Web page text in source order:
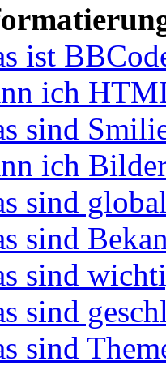
ist
ich
sind
ich
sind
sind
sind
sind
sind